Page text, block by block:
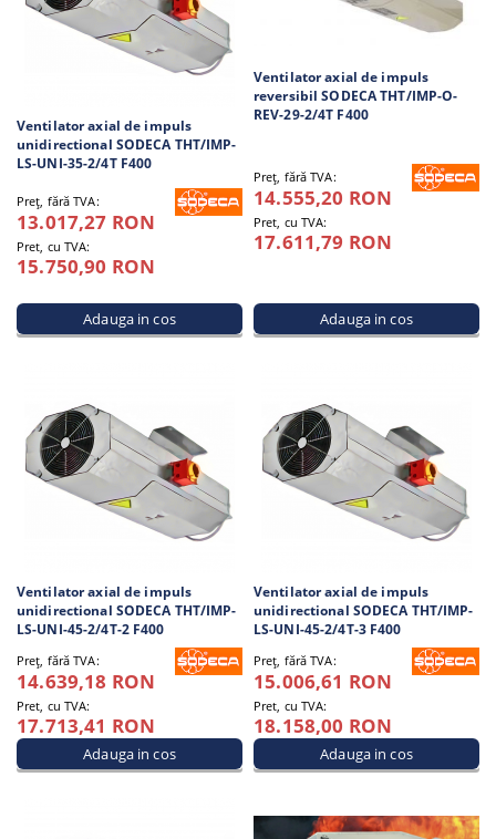
Ventilator axial de impuls
unidirectional SODECA THT/IMP-
LS-UNI-35-2/4T F400
Preţ, fără TVA:
13.017,27 RON
Pret, cu TVA:
15.750,90 RON
Ventilator axial de impuls
reversibil SODECA THT/IMP-O-
REV-29-2/4T F400
Preţ, fără TVA:
14.555,20 RON
Pret, cu TVA:
17.611,79 RON
Ventilator axial de impuls
unidirectional SODECA THT/IMP-
LS-UNI-45-2/4T-2 F400
Preţ, fără TVA:
14.639,18 RON
Pret, cu TVA:
17.713,41 RON
Ventilator axial de impuls
unidirectional SODECA THT/IMP-
LS-UNI-45-2/4T-3 F400
Preţ, fără TVA:
15.006,61 RON
Pret, cu TVA:
18.158,00 RON